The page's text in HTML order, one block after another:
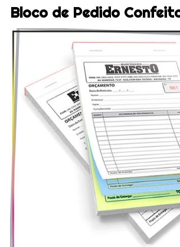
Bloco de Pedido